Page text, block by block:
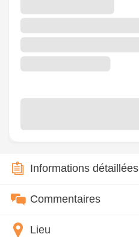
Informations détaillées
Commentaires
Lieu